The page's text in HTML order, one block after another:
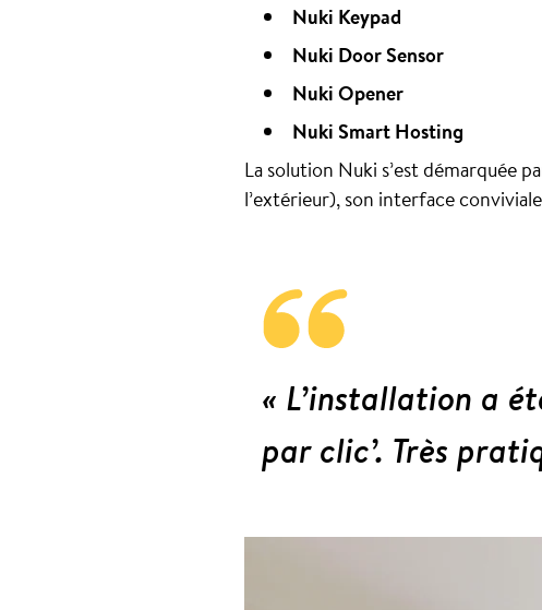
Nuki Keypad
Nuki Door Sensor
Nuki Opener
Nuki Smart Hosting
La solution Nuki s’est démarquée
l’extérieur), son interface
« L’installation a
par clic’. Très